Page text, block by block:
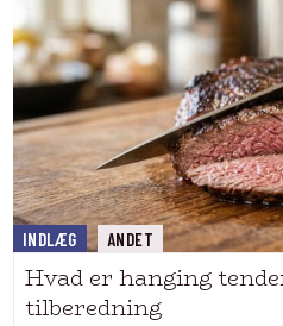
INDLÆG ANDET
Hvad er hanging
tilberedning